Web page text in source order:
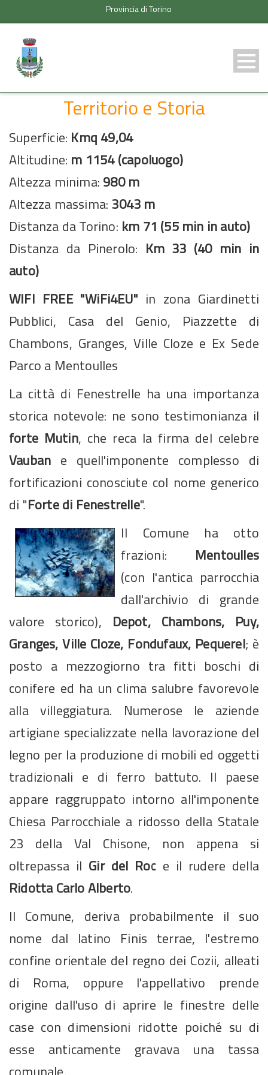
Provincia di Torino
Territorio e Storia
Superficie: Kmq 49,04
Altitudine: m 1154 (capoluogo)
Altezza minima: 980 m
Altezza massima: 3043 m
Distanza da Torino: km 71 (55 min in auto)
Distanza da Pinerolo: Km 33 (40 min in
auto)
WIFI FREE "WiFi4EU" in zona Giardinetti
Pubblici, Casa del Genio, Piazzette di
Chambons, Granges, Ville Cloze e Ex Sede
Parco a Mentoulles
La città di Fenestrelle ha una importanza
storica notevole: ne sono testimonianza il
forte Mutin, che reca la firma del celebre
Vauban e quell'imponente complesso di
fortificazioni conosciute col nome generico
di "Forte di Fenestrelle".
Il Comune ha otto
frazioni: Mentoulles
(con l'antica parrocchia
dall'archivio di grande
valore storico), Depot, Chambons, Puy,
Granges, Ville Cloze, Fondufaux, Pequerel; è
posto a mezzogiorno tra fitti boschi di
conifere ed ha un clima salubre favorevole
alla villeggiatura. Numerose le aziende
artigiane specializzate nella lavorazione del
legno per la produzione di mobili ed oggetti
tradizionali e di ferro battuto. Il paese
appare raggruppato intorno all'imponente
Chiesa Parrocchiale a ridosso della Statale
23 della Val Chisone, non appena si
oltrepassa il Gir del Roce il rudere della
Ridotta Carlo Alberto.
Il Comune, deriva probabilmente il suo
nome dal latino Finis terrae, l'estremo
confine orientale del regno dei Cozii, alleati
di Roma, oppure l'appellativo prende
origine dall'uso di aprire le finestre delle
case con dimensioni ridotte poiché su di
esse anticamente gravava una tassa